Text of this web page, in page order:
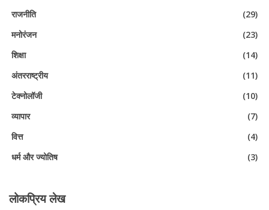
राजनीति
(29)
मनोरंजन
(23)
शिक्षा
(14)
अंतरराष्ट्रीय
(11)
टेक्नोलॉजी
(10)
व्यापार
(7)
वित्त
(4)
धर्म और ज्योतिष
(3)
लोकप्रिय लेख